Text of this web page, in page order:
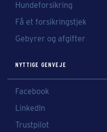
Hundeforsikring
Få et forsikringstjek
Gebyrer og afgifter
NYTTIGE GENVEJE
Facebook
LinkedIn
Trustpilot